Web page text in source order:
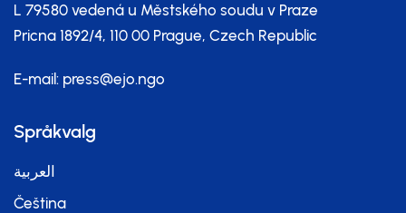
L 79580 vedená u Městského soudu v Praze
Pricna 1892/4, 110 00 Prague, Czech Republic
E-mail: press@ejo.ngo
Språkvalg
العربية
Čeština